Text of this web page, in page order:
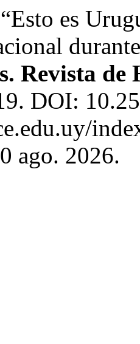
es
Revista de
DOI:
ago. 2026.